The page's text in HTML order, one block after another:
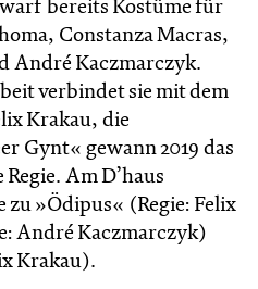
bereits Kostüme für
Constanza Macras,
André Kaczmarczyk.
verbindet sie mit dem
Krakau, die
Gynt« gewann 2019 das
Am D’haus
»Ödipus« (Regie: Felix
André Kaczmarczyk)
Krakau).